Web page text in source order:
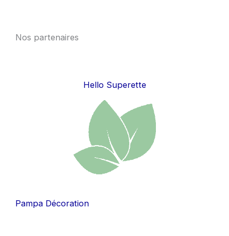
Nos partenaires
Hello Superette
Pampa Décoration